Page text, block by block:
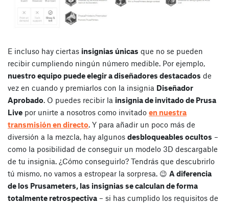
E incluso hay ciertas insignias únicas que no se pueden
recibir cumpliendo ningún número medible. Por ejemplo,
nuestro equipo puede elegir a diseñadores destacados de
vez en cuando y premiarlos con la insignia Diseñador
Aprobado. O puedes recibir la insignia de invitado de Prusa
Live por unirte a nosotros como invitado en nuestra
transmisión en directo. Y para añadir un poco más de
diversión a la mezcla, hay algunos desbloqueables ocultos –
como la posibilidad de conseguir un modelo 3D descargable
de tu insignia. ¿Cómo conseguirlo? Tendrás que descubrirlo
tú mismo, no vamos a estropear la sorpresa. 😉 A diferencia
de los Prusameters, las insignias se calculan de forma
totalmente retrospectiva – si has cumplido los requisitos de